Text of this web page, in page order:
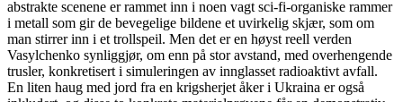
abstrakte scenene er rammet inn i noen vagt sci-fi-organiske rammer
i metall som gir de bevegelige bildene et uvirkelig skjær, som om
man stirrer inn i et trollspeil. Men det er en høyst reell verden
Vasylchenko synliggjør, om enn på stor avstand, med overhengende
trusler, konkretisert i simuleringen av innglasset radioaktivt avfall.
En liten haug med jord fra en krigsherjet åker i Ukraina er også